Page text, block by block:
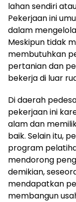
lahan sendiri
Pekerjaan ini
dalam
Meskipun tidak
membutuhkan
pertanian dan
bekerja di luar
Di daerah
pekerjaan ini
alam dan
baik. Selain itu,
program
mendorong
demikian,
mendapatkan
membangun